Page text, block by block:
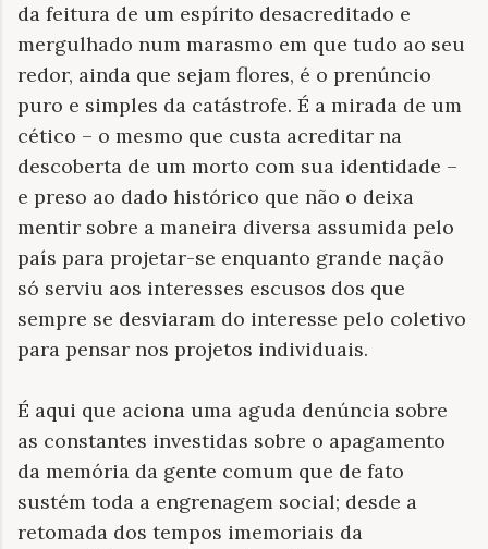
da feitura de um espírito desacreditado e
mergulhado num marasmo em que tudo ao seu
redor, ainda que sejam flores, é o prenúncio
puro e simples da catástrofe. É a mirada de um
cético – o mesmo que custa acreditar na
descoberta de um morto com sua identidade –
e preso ao dado histórico que não o deixa
mentir sobre a maneira diversa assumida pelo
país para projetar-se enquanto grande nação
só serviu aos interesses escusos dos que
sempre se desviaram do interesse pelo coletivo
para pensar nos projetos individuais.
É aqui que aciona uma aguda denúncia sobre
as constantes investidas sobre o apagamento
da memória da gente comum que de fato
sustém toda a engrenagem social; desde a
retomada dos tempos imemoriais da